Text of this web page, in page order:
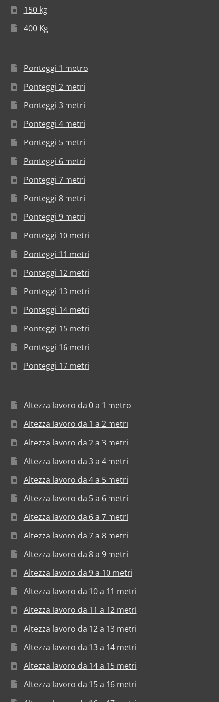
150 kg
400 Kg
Ponteggi 1 metro
Ponteggi 2 metri
Ponteggi 3 metri
Ponteggi 4 metri
Ponteggi 5 metri
Ponteggi 6 metri
Ponteggi 7 metri
Ponteggi 8 metri
Ponteggi 9 metri
Ponteggi 10 metri
Ponteggi 11 metri
Ponteggi 12 metri
Ponteggi 13 metri
Ponteggi 14 metri
Ponteggi 15 metri
Ponteggi 16 metri
Ponteggi 17 metri
Altezza lavoro da 0 a 1 metro
Altezza lavoro da 1 a 2 metri
Altezza lavoro da 2 a 3 metri
Altezza lavoro da 3 a 4 metri
Altezza lavoro da 4 a 5 metri
Altezza lavoro da 5 a 6 metri
Altezza lavoro da 6 a 7 metri
Altezza lavoro da 7 a 8 metri
Altezza lavoro da 8 a 9 metri
Altezza lavoro da 9 a 10 metri
Altezza lavoro da 10 a 11 metri
Altezza lavoro da 11 a 12 metri
Altezza lavoro da 12 a 13 metri
Altezza lavoro da 13 a 14 metri
Altezza lavoro da 14 a 15 metri
Altezza lavoro da 15 a 16 metri